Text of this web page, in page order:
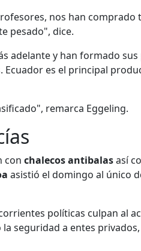
nos han
pesado", dice.
adelante y han formado
Ecuador es el principal
remarca Eggeling.
con chalecos antibalasasí
asistió el domingo al único
políticas culpan al
seguridad a entes